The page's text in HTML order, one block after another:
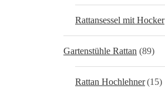
Rattansessel mit Hocker
Gartenstühle Rattan (89)
Rattan Hochlehner(15)